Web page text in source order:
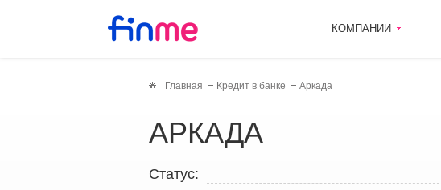
КОМПАНИИ
Главная Кредит в банке Аркада
АРКАДА
Статус: